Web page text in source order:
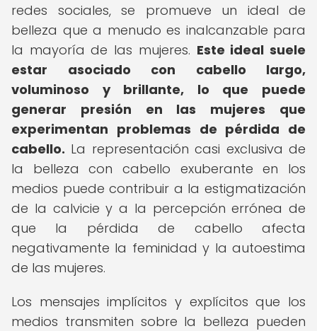
redes sociales, se promueve un ideal de
belleza que a menudo es inalcanzable para
la mayoría de las mujeres. Este ideal suele
estar asociado con cabello largo,
voluminoso y brillante, lo que puede
generar presión en las mujeres que
experimentan problemas de pérdida de
cabello. La representación casi exclusiva de
la belleza con cabello exuberante en los
medios puede contribuir a la estigmatización
de la calvicie y a la percepción errónea de
que la pérdida de cabello afecta
negativamente la feminidad y la autoestima
de las mujeres.
Los mensajes implícitos y explícitos que los
medios transmiten sobre la belleza pueden